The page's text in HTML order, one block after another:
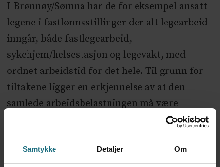
Samtykke Detaljer Om
I Brønnøy/Sømna har de for eksempel ansatt
legene i fastlønnsstillinger der alt legearbeid
inngår, både fastlegearbeid,
sykehjem/helsestasjon og legevakt, med
ordnet arbeidstid for det hele. Til grunn for
tiltakene ligger en erkjennelse av at den
samlede arbeidsbelastningen må være
akseptabel over tid for å være bærekraftig.
Det er altså mulig å få det til.
MÅ PÅ BANEN – NÅ!Felles for alle de ulike